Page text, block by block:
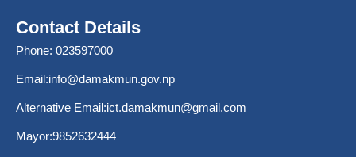
Contact Details
Phone: 023597000
Email:info@damakmun.gov.np
Alternative Email:ict.damakmun@gmail.com
Mayor:9852632444